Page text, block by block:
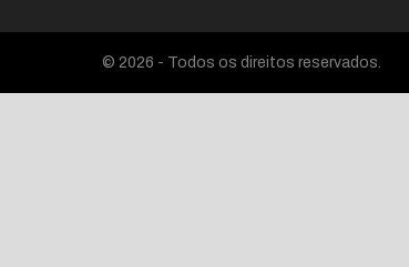
© 2026 - Todos os direitos reservados.